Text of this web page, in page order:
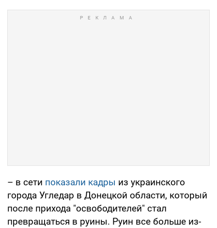
– в сети показали кадры из украинского
города Угледар в Донецкой области, который
после прихода "освободителей" стал
превращаться в руины. Руин все больше из-